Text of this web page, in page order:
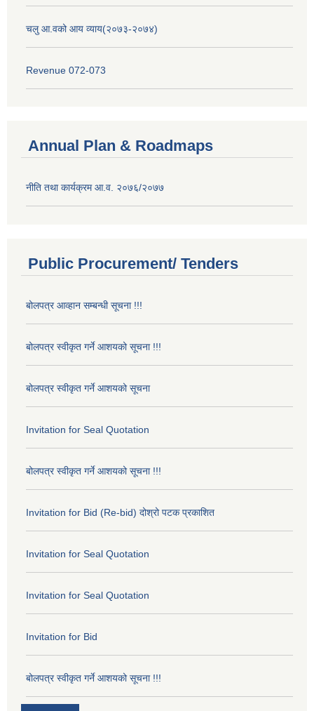
चलु आ.वको आय व्याय(२०७३-२०७४)
Revenue 072-073
Annual Plan & Roadmaps
नीति तथा कार्यक्रम आ.व. २०७६/२०७७
Public Procurement/ Tenders
बोलपत्र आव्हान सम्बन्धी सूचना !!!
बोलपत्र स्वीकृत गर्ने आशयको सूचना !!!
बोलपत्र स्वीकृत गर्ने आशयको सूचना
Invitation for Seal Quotation
बोलपत्र स्वीकृत गर्ने आशयको सूचना !!!
Invitation for Bid (Re-bid) दोश्रो पटक प्रकाशित
Invitation for Seal Quotation
Invitation for Seal Quotation
Invitation for Bid
बोलपत्र स्वीकृत गर्ने आशयको सूचना !!!